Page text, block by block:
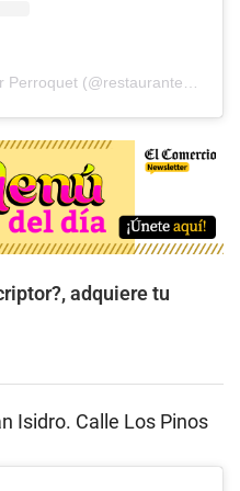
adquiere tu
Isidro. Calle Los Pinos